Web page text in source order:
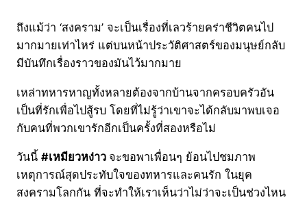
ถึงแม้ว่า ‘สงคราม’ จะเป็นเรื่องที่เลวร้ายคร่าชีวิตคนไป
มากมายเท่าไหร่ แต่บนหน้าประวัติศาสตร์ของมนุษย์กลับ
มีบันทึกเรื่องราวของมันไว้มากมาย
เหล่าทหารหาญทั้งหลายต้องจากบ้านจากครอบครัวอัน
เป็นที่รักเพื่อไปสู้รบ โดยที่ไม่รู้ว่าเขาจะได้กลับมาพบเจอ
กับคนที่พวกเขารักอีกเป็นครั้งที่สองหรือไม่
วันนี้ #เหมียวหง่าว จะขอพาเพื่อนๆ ย้อนไปชมภาพ
เหตุการณ์สุดประทับใจของทหารและคนรัก ในยุค
สงครามโลกกัน ที่จะทำให้เราเห็นว่าไม่ว่าจะเป็นช่วงไหน